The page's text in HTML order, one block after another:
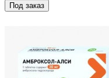
Под заказ